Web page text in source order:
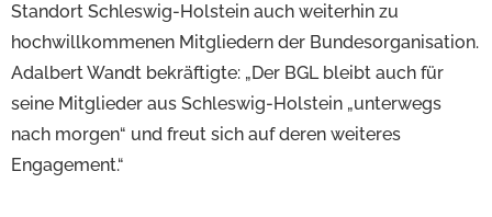
Standort Schleswig-Holstein auch weiterhin zu
hochwillkommenen Mitgliedern der Bundesorganisation.
Adalbert Wandt bekräftigte: „Der BGL bleibt auch für
seine Mitglieder aus Schleswig-Holstein „unterwegs
nach morgen“ und freut sich auf deren weiteres
Engagement.“